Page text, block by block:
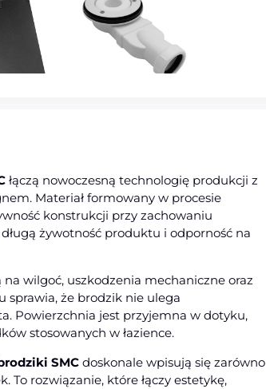
łączą nowoczesną technologię produkcji z
Materiał formowany w procesie
konstrukcji przy zachowaniu
żywotność produktu i odporność na
wilgoć, uszkodzenia mechaniczne oraz
sprawia, że brodzik nie ulega
Powierzchnia jest przyjemna w dotyku,
stosowanych w łazience.
SMC doskonale wpisują się zarówno
To rozwiązanie, które łączy estetykę,